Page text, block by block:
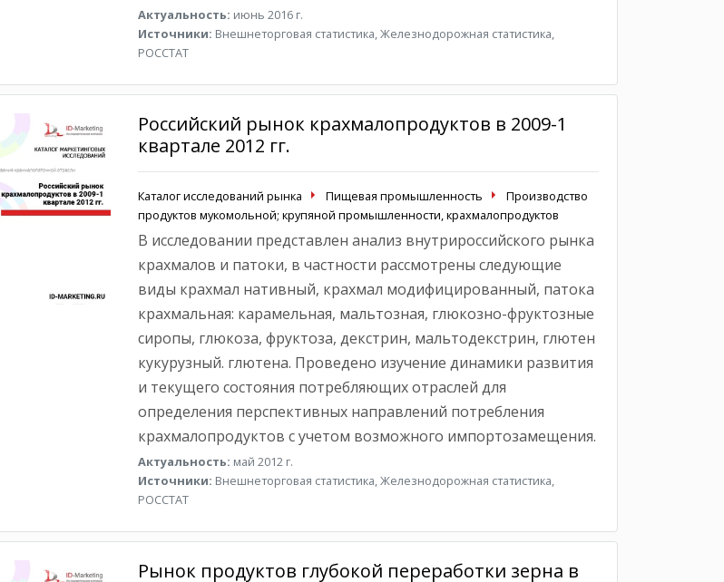
Актуальность: июнь 2016 г.
Источники: Внешнеторговая статистика, Железнодорожная статистика,
РОССТАТ
Российский рынок крахмалопродуктов в 2009-1
квартале 2012 гг.
Каталог исследований рынка Пищевая промышленность
Производство
продуктов мукомольной; крупяной промышленности, крахмалопродуктов
В исследовании представлен анализ внутрироссийского рынка
крахмалов и патоки, в частности рассмотрены следующие
виды крахмал нативный, крахмал модифицированный, патока
крахмальная: карамельная, мальтозная, глюкозно-фруктозные
сиропы, глюкоза, фруктоза, декстрин, мальтодекстрин, глютен
кукурузный. глютена. Проведено изучение динамики развития
и текущего состояния потребляющих отраслей для
определения перспективных направлений потребления
крахмалопродуктов с учетом возможного импортозамещения.
Актуальность: май 2012 г.
Источники: Внешнеторговая статистика, Железнодорожная статистика,
РОССТАТ
Рынок продуктов глубокой переработки зерна в